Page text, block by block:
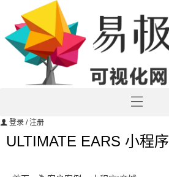
登录 / 注册
ULTIMATE EARS 小程序